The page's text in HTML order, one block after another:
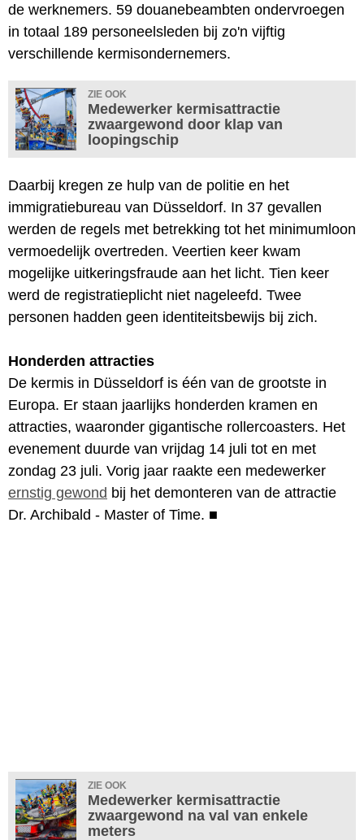
de werknemers. 59 douanebeambten ondervroegen
in totaal 189 personeelsleden bij zo'n vijftig
verschillende kermisondernemers.
ZIE OOK
Medewerker kermisattractie
zwaargewond door klap van
loopingschip
Daarbij kregen ze hulp van de politie en het
immigratiebureau van Düsseldorf. In 37 gevallen
werden de regels met betrekking tot het minimumloon
vermoedelijk overtreden. Veertien keer kwam
mogelijke uitkeringsfraude aan het licht. Tien keer
werd de registratieplicht niet nageleefd. Twee
personen hadden geen identiteitsbewijs bij zich.
Honderden attracties
De kermis in Düsseldorf is één van de grootste in
Europa. Er staan jaarlijks honderden kramen en
attracties, waaronder gigantische rollercoasters. Het
evenement duurde van vrijdag 14 juli tot en met
zondag 23 juli. Vorig jaar raakte een medewerker
ernstig gewond bij het demonteren van de attractie
Dr. Archibald - Master of Time. ■
ZIE OOK
Medewerker kermisattractie
zwaargewond na val van enkele
meters